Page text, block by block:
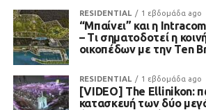
RESIDENTIAL 1 εβδομάδα ago
“Μπαίνει” και η
– Τι σηματοδοτεί η
οικοπέδων με την Ten
RESIDENTIAL 1 εβδομάδα ago
[VIDEO] The Ellinikon:
κατασκευή των δύο